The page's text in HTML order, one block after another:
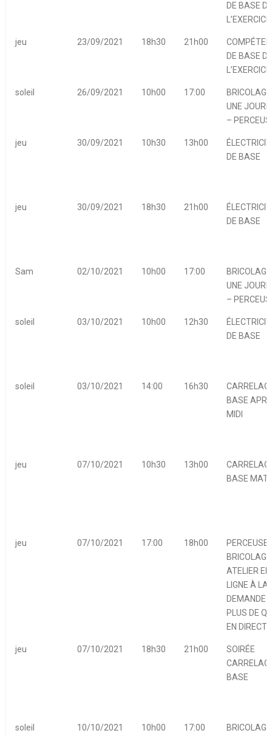
DE BASE DE
L’EXERCICE
jeu 23/09/2021 18h30 21h00
DE BASE DE
L’EXERCICE
soleil 26/09/2021 10h00 17:00
UNE
–
jeu 30/09/2021 10h30 13h00
DE BASE
jeu 30/09/2021 18h30 21h00
DE BASE
Sam 02/10/2021 10h00 17:00
UNE
–
soleil 03/10/2021 10h00 12h30
DE BASE
soleil 03/10/2021 14:00 16h30
BASE
MIDI
jeu 07/10/2021 10h30 13h00
BASE
jeu 07/10/2021 17:00 18h00
ATELIER EN
LIGNE À LA
DEMANDE
PLUS DE
EN DIRECT
jeu 07/10/2021 18h30 21h00
SOIRÉE
BASE
soleil 10/10/2021 10h00 17:00